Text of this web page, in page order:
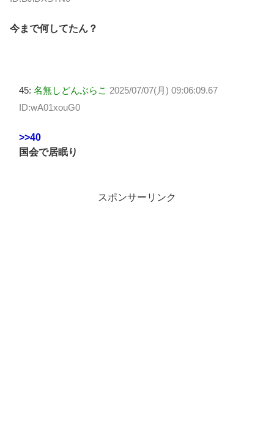
今まで何してたん？
45: 名無しどんぶらこ 2025/07/07(月) 09:06:09.67
ID:wA01xouG0
>>40
国会で居眠り
スポンサーリンク